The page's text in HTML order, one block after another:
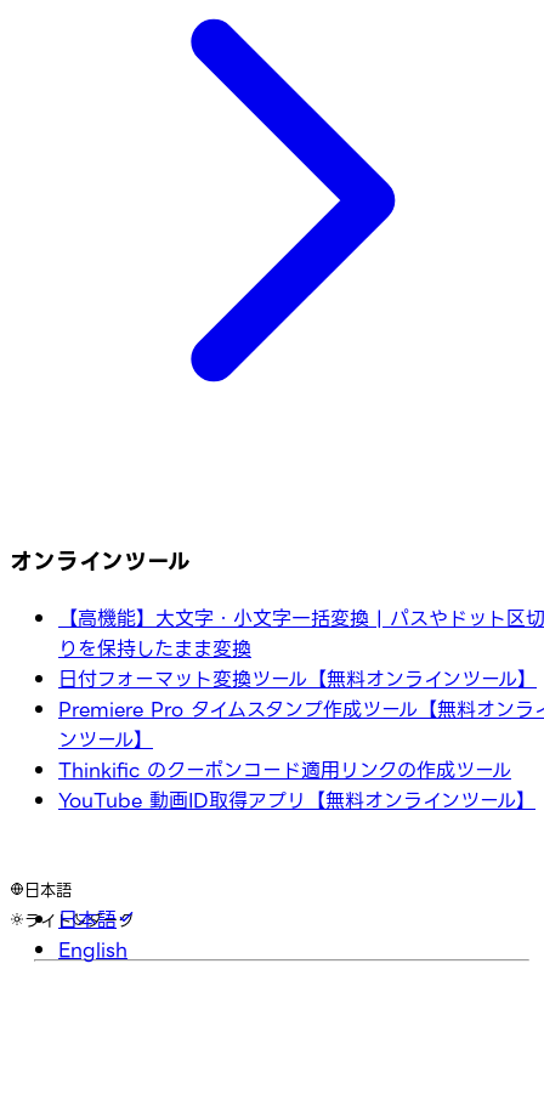
オンラインツール
【高機能】大文字・小文字一括変換 | パスやドット区切
りを保持したまま変換
日付フォーマット変換ツール【無料オンラインツール】
Premiere Pro タイムスタンプ作成ツール【無料オンラ
ンツール】
Thinkific のクーポンコード適用リンクの作成ツール
YouTube 動画ID取得アプリ【無料オンラインツール】
日本語
日本語
English
ライト ダーク